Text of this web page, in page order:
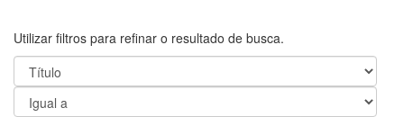
Utilizar filtros para refinar o resultado de busca.